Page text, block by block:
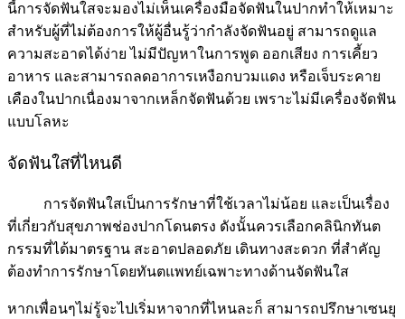
นี้การจัดฟันใสจะมองไม่เห็นเครื่องมือจัดฟันในปากทำให้เหมาะ
สำหรับผู้ที่ไม่ต้องการให้ผู้อื่นรู้ว่ากำลังจัดฟันอยู่ สามารถดูแล
ความสะอาดได้ง่าย ไม่มีปัญหาในการพูด ออกเสียง การเคี้ยว
อาหาร และสามารถลดอาการเหงือกบวมแดง หรือเจ็บระคาย
เคืองในปากเนื่องมาจากเหล็กจัดฟันด้วย เพราะไม่มีเครื่องจัดฟัน
แบบโลหะ
จัดฟันใสที่ไหนดี
การจัดฟันใสเป็นการรักษาที่ใช้เวลาไม่น้อย และเป็นเรื่อง
ที่เกี่ยวกับสุขภาพช่องปากโดนตรง ดังนั้นควรเลือกคลินิกทันต
กรรมที่ได้มาตรฐาน สะอาดปลอดภัย เดินทางสะดวก ที่สำคัญ
ต้องทำการรักษาโดยทันตแพทย์เฉพาะทางด้านจัดฟันใส
หากเพื่อนๆไม่รู้จะไปเริ่มหาจากที่ไหนละก็ สามารถปรึกษาเซนยุ